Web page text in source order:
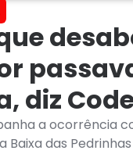
diz
a ocorrência
Baixa das Pedrinhas